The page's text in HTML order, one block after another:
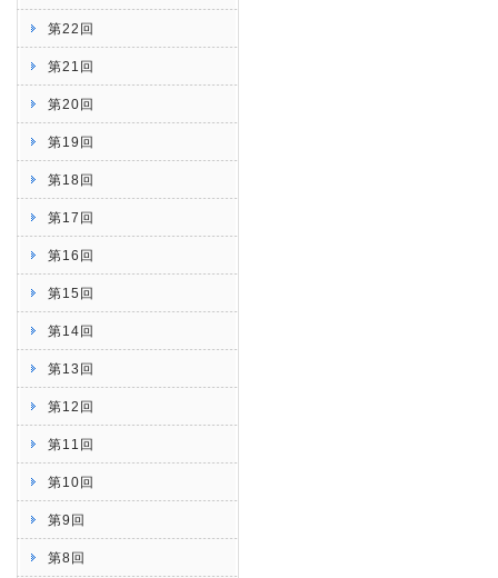
第22回
第21回
第20回
第19回
第18回
第17回
第16回
第15回
第14回
第13回
第12回
第11回
第10回
第9回
第8回